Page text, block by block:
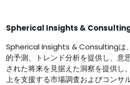
Spherical Insights & Consulting
Spherical Insights & Consultingは
的予測、トレンド分析を提供し、意
された将来を見据えた洞察を提供し
上を支援する市場調査およびコンサ